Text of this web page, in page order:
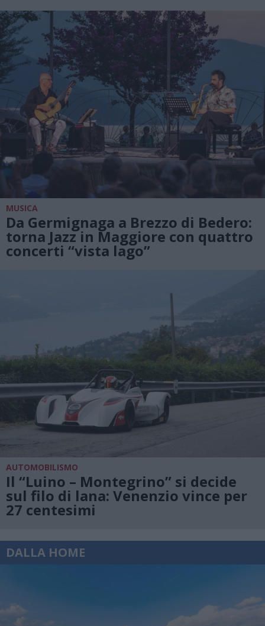
MUSICA
Da Germignaga a Brezzo di Bedero:
torna Jazz in Maggiore con quattro
concerti “vista lago”
AUTOMOBILISMO
Il “Luino – Montegrino” si decide
sul filo di lana: Venenzio vince per
27 centesimi
DALLA HOME